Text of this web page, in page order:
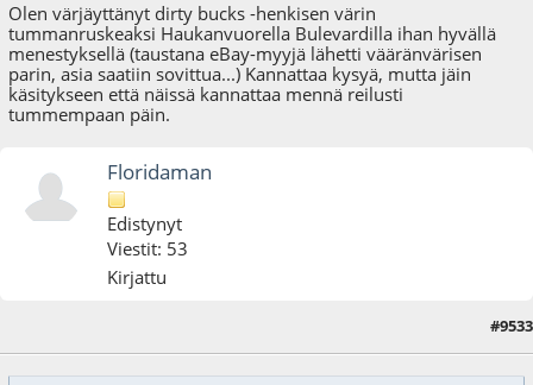
Olen värjäyttänyt dirty bucks -henkisen värin
tummanruskeaksi Haukanvuorella Bulevardilla ihan hyvällä
menestyksellä (taustana eBay-myyjä lähetti vääränvärisen
parin, asia saatiin sovittua...) Kannattaa kysyä, mutta jäin
käsitykseen että näissä kannattaa mennä reilusti
tummempaan päin.
Floridaman
Edistynyt
Viestit: 53
Kirjattu
#9533